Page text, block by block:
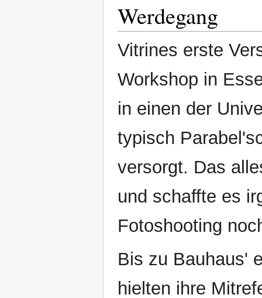
Werdegang
Vitrines erste
Workshop in
in einen der
typisch
versorgt. Das
und schaffte es
Fotoshooting
Bis zu Bauhaus'
hielten ihre